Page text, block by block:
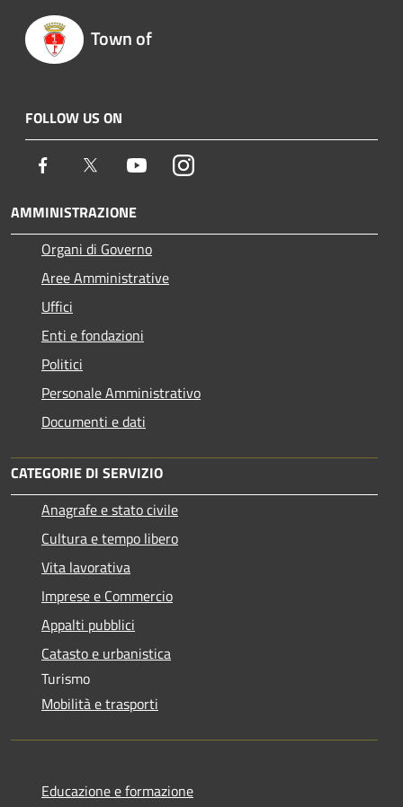
Town of
FOLLOW US ON
Facebook Twitter YoutubeInstagram
AMMINISTRAZIONE
Organi di Governo
Aree Amministrative
Uffici
Enti e fondazioni
Politici
Personale Amministrativo
Documenti e dati
CATEGORIE DI SERVIZIO
Anagrafe e stato civile
Cultura e tempo libero
Vita lavorativa
Imprese e Commercio
Appalti pubblici
Catasto e urbanistica
Turismo
Mobilità e trasporti
Educazione e formazione